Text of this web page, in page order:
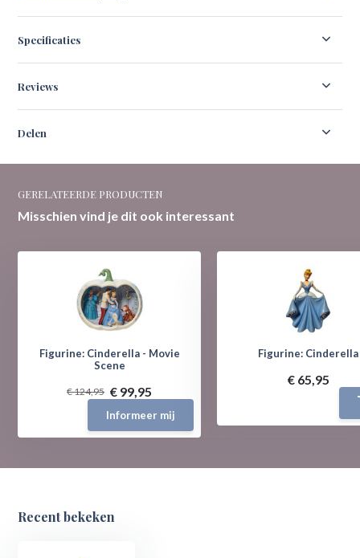
Specificaties
Reviews
Delen
GERELATEERDE PRODUCTEN
Misschien vind je dit ook interessant
Figurine: Cinderella - Movie
Scene
€ 124,95 € 99,95
Informeer mij
Figurine: Cinderella
€ 65,95
Recent bekeken